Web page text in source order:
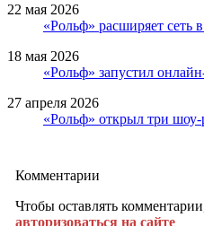
22 мая 2026
«Рольф» расширяет сеть
18 мая 2026
«Рольф» запустил
27 апреля 2026
«Рольф» открыл три
Комментарии
Чтобы оставлять
авторизоваться на сайте